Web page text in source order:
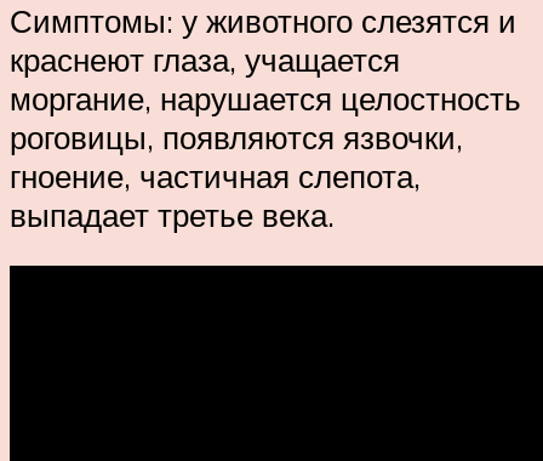
Симптомы: у животного слезятся и
краснеют глаза, учащается
моргание, нарушается целостность
роговицы, появляются язвочки,
гноение, частичная слепота,
выпадает третье века.